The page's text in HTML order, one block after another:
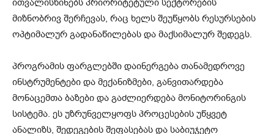
ითვალისწინებს პრიორიტეტული სექტორების
მიზნობრივ შერჩევას, რაც ხელს შეუწყობს რესურსების
ოპტიმალურ გადანაწილებას და მაქსიმალურ შედეგს.
პროგრამის ფარგლებში დაინერგება თანამედროვე
ინსტრუმენტები და მექანიზმები, განვითარდება
მონაცემთა ბაზები და გაძლიერდება მონიტორინგის
სისტემა. ეს უზრუნველყოფს პროცესების უწყვეტ
ანალიზს, შედეგების შეფასებას და საბიუჯეტო